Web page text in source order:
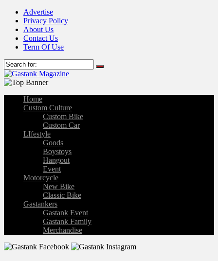
Advertise
Privacy Policy
About Us
Contact Us
Term Of Use
Home
Custom Culture
Custom Bike
Custom Car
LIfestyle
Goods
Boystoys
Hangout
Event
Motorcycle
New Bike
Classic Bike
Gastankers
Gastank Event
Gastank Family
Merchandise